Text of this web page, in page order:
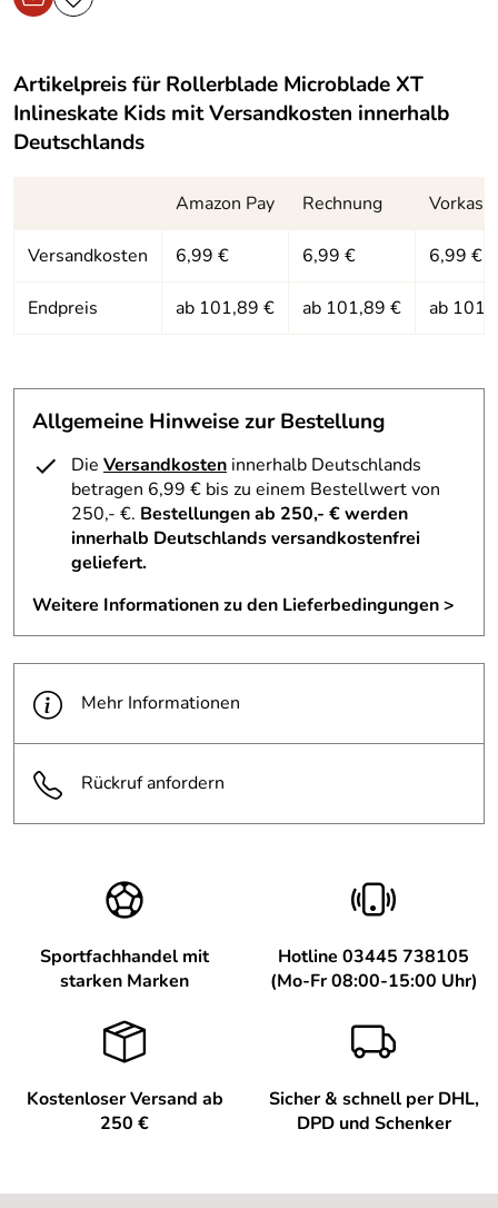
Artikelpreis fürRollerblade Microblade XT
Inlineskate Kids mit Versandkosten innerhalb
Deutschlands
Amazon Pay Rechnung
Versandkosten 6,99 € 6,99 € 6,99 €
Endpreis ab 101,89 € ab 101,89 € ab
Allgemeine Hinweise zur Bestellung
Die Versandkosten innerhalb Deutschlands
betragen 6,99 € bis zu einem Bestellwert von
250,- €. Bestellungen ab 250,- € werden
innerhalb Deutschlands versandkostenfrei
geliefert.
Weitere Informationen zu den Lieferbedingungen >
Mehr Informationen
Rückruf anfordern
Sportfachhandel mit
starken Marken
Hotline 03445 738105
(Mo-Fr 08:00-15:00 Uhr)
Kostenloser Versand ab
250 €
Sicher & schnell per DHL,
DPD und Schenker